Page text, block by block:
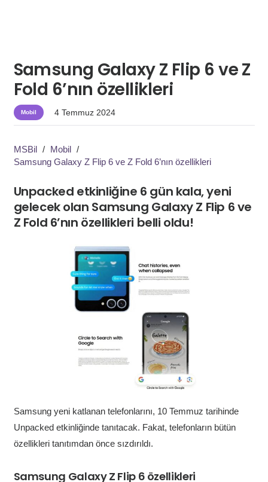
Samsung Galaxy Z Flip 6 ve Z
Fold 6’nın özellikleri
Mobil 4 Temmuz 2024
MSBil / Mobil /
Samsung Galaxy Z Flip 6 ve Z Fold 6’nın özellikleri
Unpacked etkinliğine 6 gün kala, yeni
gelecek olan Samsung Galaxy Z Flip 6 ve
Z Fold 6’nın özellikleri belli oldu!
Samsung yeni katlanan telefonlarını, 10 Temmuz tarihinde
Unpacked etkinliğinde tanıtacak. Fakat, telefonların bütün
özellikleri tanıtımdan önce sızdırıldı.
Samsung Galaxy Z Flip 6 özellikleri